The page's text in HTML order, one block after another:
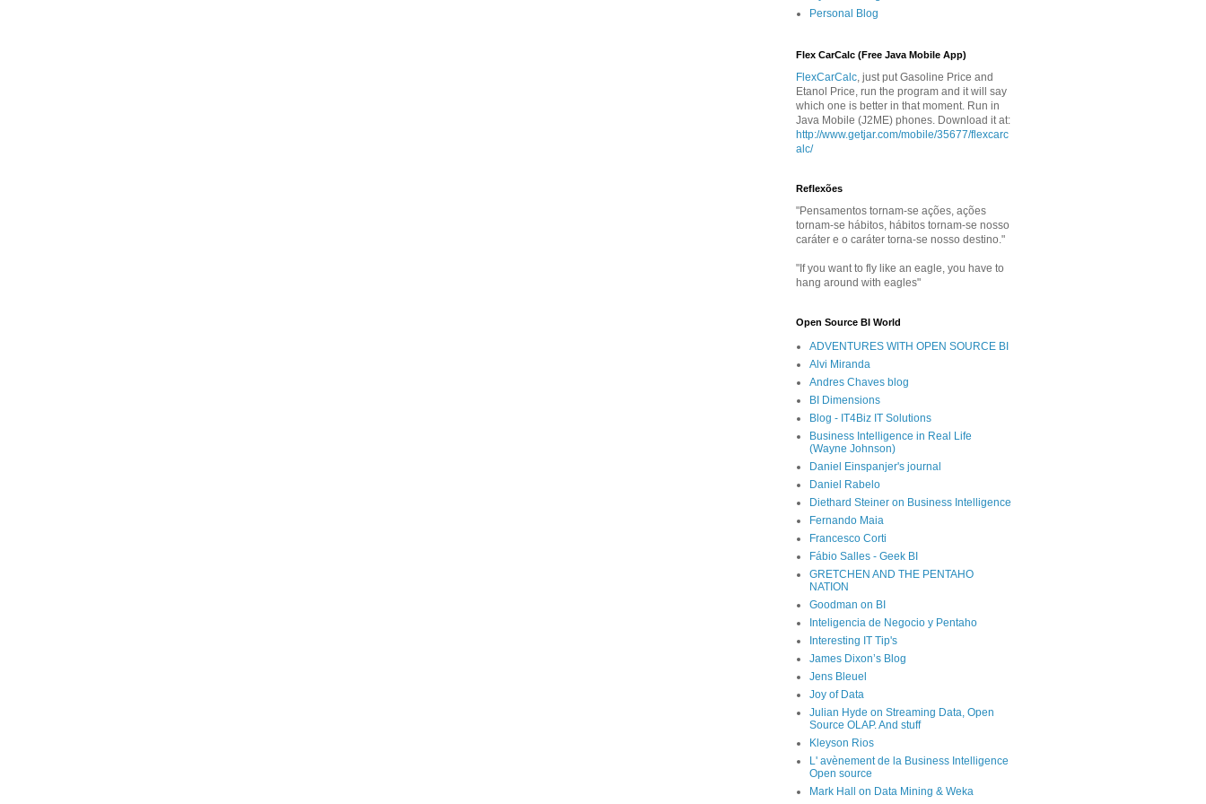
Personal Blog
Flex CarCalc (Free Java Mobile App)
FlexCarCalc, just put Gasoline Price and
Etanol Price, run the program and it will say
which one is better in that moment. Run in
Java Mobile (J2ME) phones. Download it at:
http://www.getjar.com/mobile/35677/flexcarc
alc/
Reflexões
"Pensamentos tornam-se ações, ações
tornam-se hábitos, hábitos tornam-se nosso
caráter e o caráter torna-se nosso destino."
"If you want to fly like an eagle, you have to
hang around with eagles"
Open Source BI World
ADVENTURES WITH OPEN SOURCE BI
Alvi Miranda
Andres Chaves blog
BI Dimensions
Blog - IT4Biz IT Solutions
Business Intelligence in Real Life
(Wayne Johnson)
Daniel Einspanjer's journal
Daniel Rabelo
Diethard Steiner on Business Intelligence
Fernando Maia
Francesco Corti
Fábio Salles - Geek BI
GRETCHEN AND THE PENTAHO
NATION
Goodman on BI
Inteligencia de Negocio y Pentaho
Interesting IT Tip's
James Dixon’s Blog
Jens Bleuel
Joy of Data
Julian Hyde on Streaming Data, Open
Source OLAP. And stuff
Kleyson Rios
L' avènement de la Business Intelligence
Open source
Mark Hall on Data Mining & Weka